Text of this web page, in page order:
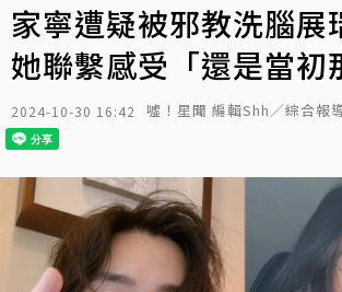
家寧遭疑被邪教洗腦展
她聯繫感受「還是當初
2024-10-30 16:42 噓！星聞 編輯Shh／綜合報